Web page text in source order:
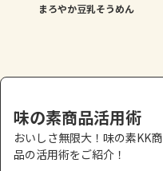
まろやか豆乳そうめん
味の素商品活用術
おいしさ無限大！味の素KK商
品の活用術をご紹介！